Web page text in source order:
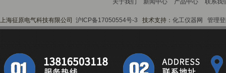
关于我们 新闻中心 产品中心 联系我
上海征原电气科技有限公司 沪ICP备17050554号-3 技术支持： 化工仪器网 管理